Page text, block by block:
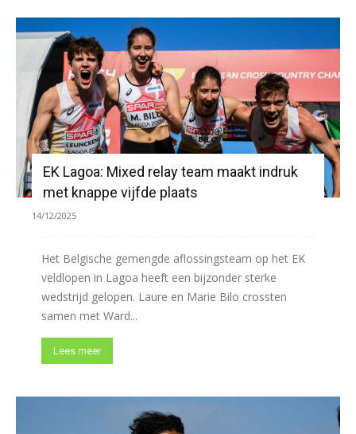
EK Lagoa: Mixed relay team maakt indruk
met knappe vijfde plaats
14/12/2025
Het Belgische gemengde aflossingsteam op het EK
veldlopen in Lagoa heeft een bijzonder sterke
wedstrijd gelopen. Laure en Marie Bilo crossten
samen met Ward...
Lees meer